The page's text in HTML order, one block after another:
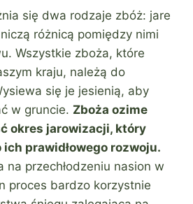
się dwa rodzaje zbóż: jare
różnicą pomiędzy nimi
Wszystkie zboża, które
kraju, należą do
się je jesienią, aby
w gruncie. Zboża ozime
okres jarowizacji, który
ich prawidłowego rozwoju.
na przechłodzeniu nasion w
proces bardzo korzystnie